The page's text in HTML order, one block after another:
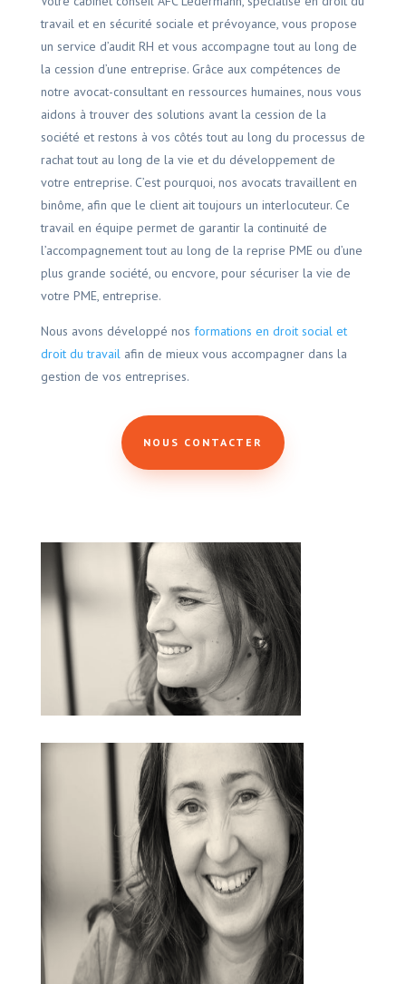
travail et en sécurité sociale et prévoyance, vous propose
un service d’audit RH et vous accompagne tout au long de
la cession d’une entreprise. Grâce aux compétences de
notre avocat-consultant en ressources humaines, nous vous
aidons à trouver des solutions avant la cession de la
société et restons à vos côtés tout au long du processus de
rachat tout au long de la vie et du développement de
votre entreprise. C’est pourquoi, nos avocats travaillent en
binôme, afin que le client ait toujours un interlocuteur. Ce
travail en équipe permet de garantir la continuité de
l’accompagnement tout au long de la reprise PME ou d’une
plus grande société, ou encvore, pour sécuriser la vie de
votre PME, entreprise.
Nous avons développé nos formations en droit social et
droit du travailafin de mieux vous accompagner dans la
gestion de vos entreprises.
NOUS CONTACTER